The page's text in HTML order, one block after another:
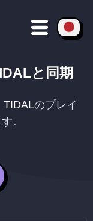
と同期
TIDALのプレイ
。